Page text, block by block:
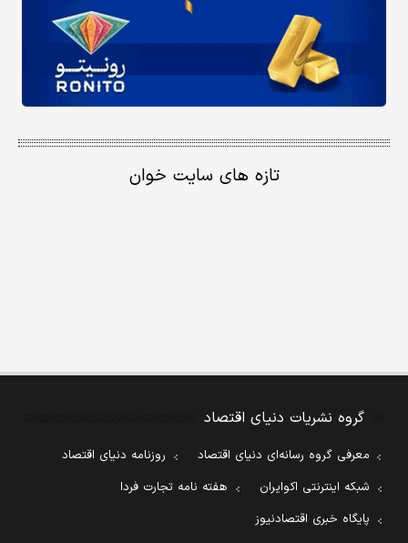
تازه های سایت خوان
گروه نشریات دنیای اقتصاد
معرفی گروه رسانه‌ای دنیای اقتصاد
روزنامه دنیای اقتصاد
شبکه اینترنتی اکوایران
هفته نامه تجارت فردا
پایگاه خبری اقتصادنیوز